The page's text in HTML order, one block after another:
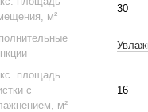
м²
30
площадь
с
м²
16